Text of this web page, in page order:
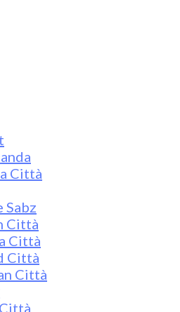
Città
Sabz
Città
Città
Città
Città